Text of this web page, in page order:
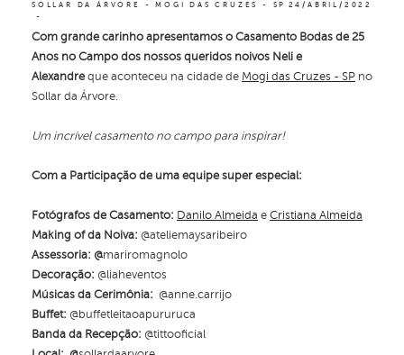
SOLLAR DA ÁRVORE - MOGI DAS CRUZES - SP 24/ABRIL/2022
Com grande carinho apresentamos o Casamento Bodas de 25
Anos no Campo dos nossos queridos noivos Neli e
Alexandre que aconteceu na cidade de Mogi das Cruzes - SP no
Sollar da Árvore.
Um incrível casamento no campo para inspirar!
Com a Participação de uma equipe super especial:
Fotógrafos de Casamento: Danilo Almeida e Cristiana Almeida
Making of da Noiva: @ateliemaysaribeiro
Assessoria: @mariromagnolo
Decoração: @liaheventos
Músicas da Cerimônia: @anne.carrijo
Buffet: @buffetleitaoapururuca
Banda da Recepção: @tittooficial